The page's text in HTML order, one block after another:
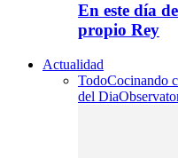
En este día
propio Rey
Actualidad
TodoCocinando
del Dia